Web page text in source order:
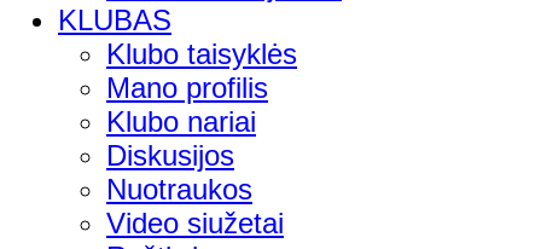
KLUBAS
Klubo taisyklės
Mano profilis
Klubo nariai
Diskusijos
Nuotraukos
Video siužetai